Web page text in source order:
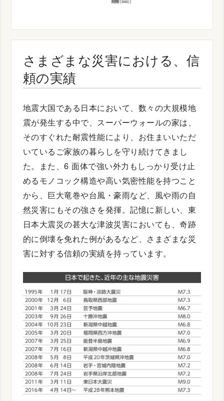
さまざまな災害における、信
頼の実績
地震大国である日本において、数々の大規模地
震が発生する中で、スーパーウォールの家は、
そのすぐれた耐震性能により、お住まいいただ
いているご家族の暮らしを守り続けてきまし
た。また、6 面体で強い外力もしっかり受け止
めるモノコック構造や高い気密性能を持つこと
から、巨大竜巻や台風・豪雨など、風や雨の自
然災害にもその強さを発揮。記憶に新しい、東
日本大震災の甚大な津波災害においても、奇跡
的に倒壊を免れた例があるなど、さまざまな災
害に対する信頼の実績を持っています。